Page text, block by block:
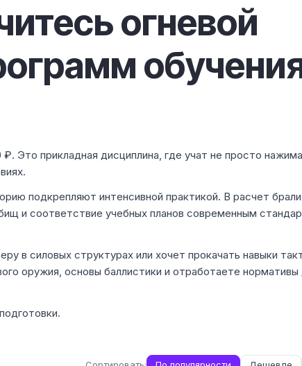
огневой
Это прикладная дисциплина, где учат не просто
подкрепляют интенсивной практикой. В расчет брали
и соответствие учебных планов современным
в силовых структурах или хочет прокачать навыки
оружия, основы баллистики и отработаете нормативы